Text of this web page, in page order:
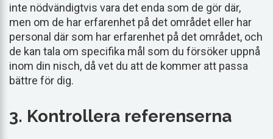
inte nödvändigtvis vara det enda som de gör där,
men om de har erfarenhet på det området eller har
personal där som har erfarenhet på det området, och
de kan tala om specifika mål som du försöker uppnå
inom din nisch, då vet du att de kommer att passa
bättre för dig.
3. Kontrollera referenserna